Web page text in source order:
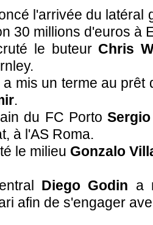
l'arrivée du latéral
30 millions d'euros à
le buteur Chris
mis un terme au prêt
.
du FC Porto
à l'AS Roma.
le milieu Gonzalo
Diego Godin a
afin de s'engager